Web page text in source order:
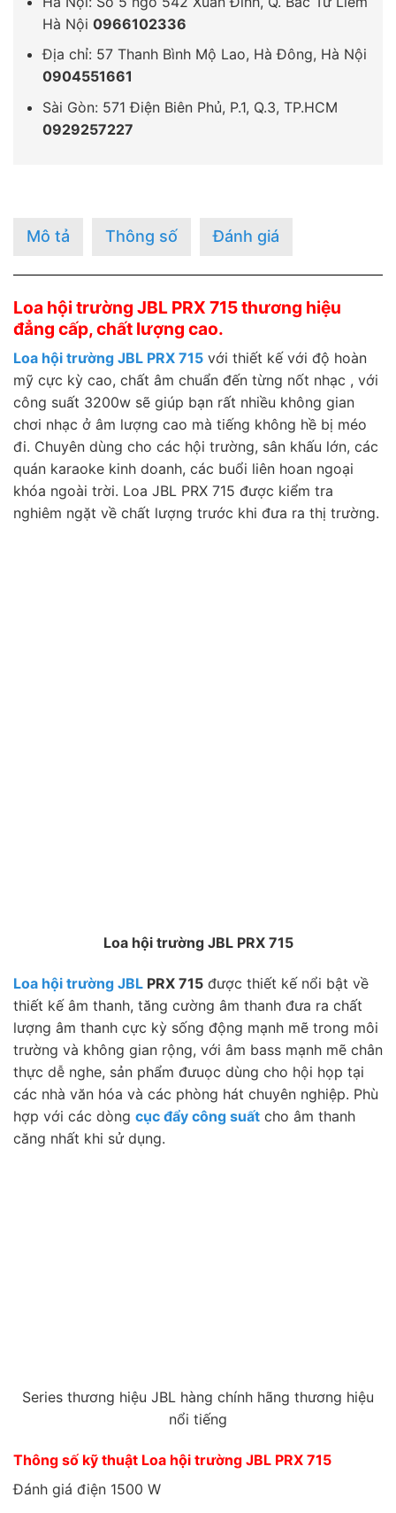
Hà Nội 0966102336
Địa chỉ: 57 Thanh Bình Mộ Lao, Hà Đông, Hà Nội
0904551661
Sài Gòn: 571 Điện Biên Phủ, P.1, Q.3, TP.HCM
0929257227
Mô tả Thông số Đánh giá
Loa hội trường JBL PRX 715 thương hiệu
đẳng cấp, chất lượng cao.
Loa hội trường JBL PRX 715 với thiết kế với độ hoàn
mỹ cực kỳ cao, chất âm chuẩn đến từng nốt nhạc , với
công suất 3200w sẽ giúp bạn rất nhiều không gian
chơi nhạc ở âm lượng cao mà tiếng không hề bị méo
đi. Chuyên dùng cho các hội trường, sân khấu lớn, các
quán karaoke kinh doanh, các buổi liên hoan ngoại
khóa ngoài trời. Loa JBL PRX 715 được kiểm tra
nghiêm ngặt về chất lượng trước khi đưa ra thị trường.
Loa hội trường JBL PRX 715
Loa hội trường JBL PRX 715 được thiết kế nổi bật về
thiết kế âm thanh, tăng cường âm thanh đưa ra chất
lượng âm thanh cực kỳ sống động mạnh mẽ trong môi
trường và không gian rộng, với âm bass mạnh mẽ chân
thực dễ nghe, sản phẩm đưuọc dùng cho hội họp tại
các nhà văn hóa và các phòng hát chuyên nghiệp. Phù
hợp với các dòng cục đẩy công suất cho âm thanh
căng nhất khi sử dụng.
Series thương hiệu JBL hàng chính hãng thương hiệu
nổi tiếng
Thông số kỹ thuật Loa hội trường JBL PRX 715
Đánh giá điện 1500 W